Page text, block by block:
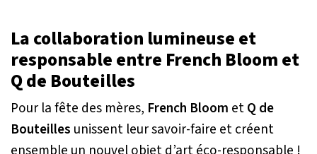
La collaboration lumineuse et
responsable entre French Bloom et
Q de Bouteilles
Pour la fête des mères, French Bloom etQ de
Bouteilles unissent leur savoir-faire et créent